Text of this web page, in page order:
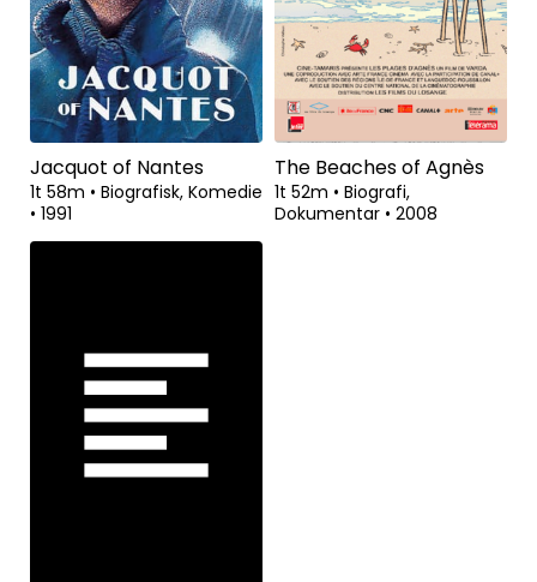
Jacquot of Nantes
1t 58m • Biografisk, Komedie
• 1991
The Beaches of Agnès
1t 52m • Biografi,
Dokumentar • 2008